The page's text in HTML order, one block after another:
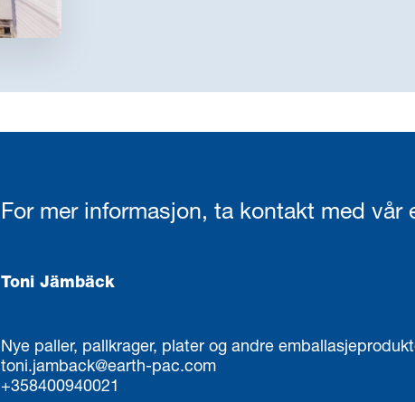
For mer informasjon, ta kontakt med vår
Toni Jämbäck
Nye paller, pallkrager, plater og andre
toni.jamback@earth-pac.com
+358400940021